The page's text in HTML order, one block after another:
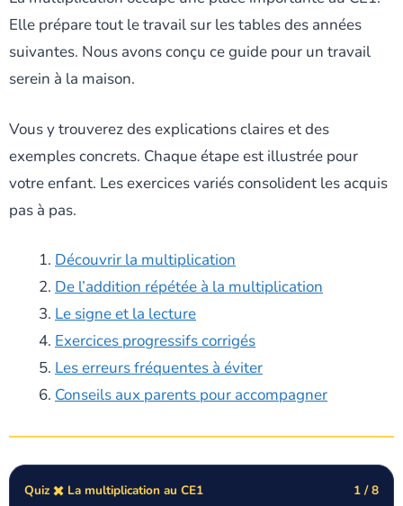
Elle prépare tout le travail sur les tables des années
suivantes. Nous avons conçu ce guide pour un travail
serein à la maison.
Vous y trouverez des explications claires et des
exemples concrets. Chaque étape est illustrée pour
votre enfant. Les exercices variés consolident les acquis
pas à pas.
Découvrir la multiplication
De l’addition répétée à la multiplication
Le signe et la lecture
Exercices progressifs corrigés
Les erreurs fréquentes à éviter
Conseils aux parents pour accompagner
Quiz ✖️ La multiplication au CE1 1 / 8